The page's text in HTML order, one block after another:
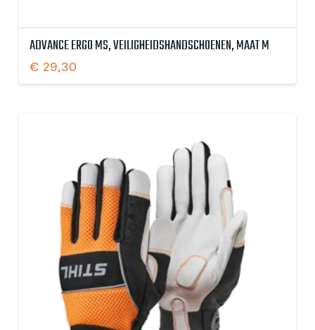
ADVANCE ERGO MS, VEILIGHEIDSHANDSCHOENEN, MAAT M
€ 29,30